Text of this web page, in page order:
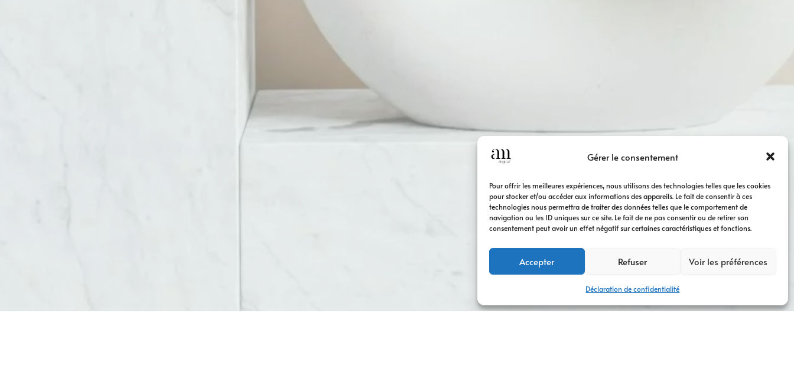
Gérer le consentement
Pour offrir les meilleures expériences, nous utilisons des technologies telles que les cookies
pour stocker et/ou accéder aux informations des appareils. Le fait de consentir à ces
technologies nous permettra de traiter des données telles que le comportement de
navigation ou les ID uniques sur ce site. Le fait de ne pas consentir ou de retirer son
consentement peut avoir un effet négatif sur certaines caractéristiques et fonctions.
Accepter Refuser Voir les préférences
Déclaration de confidentialité